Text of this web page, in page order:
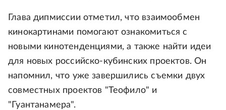
Глава дипмиссии отметил, что взаимообмен
кинокартинами помогают ознакомиться с
новыми кинотенденциями, а также найти идеи
для новых российско-кубинских проектов. Он
напомнил, что уже завершились съемки двух
совместных проектов "Теофило" и
"Гуантанамера".